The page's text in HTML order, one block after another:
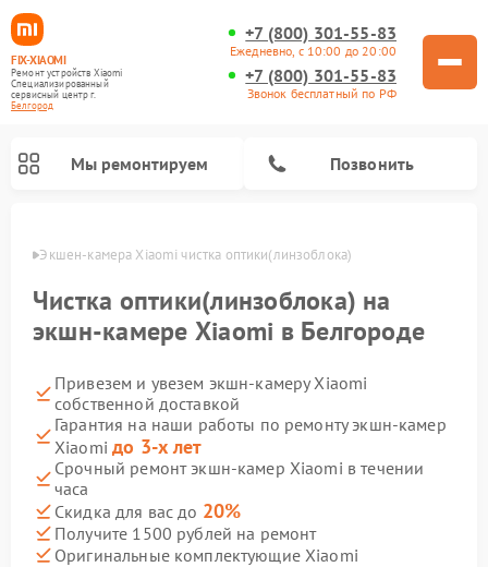
FIX-XIAOMI
Ремонт устройств Xiaomi
Специализированный
cервисный центр г.
Белгород
+7 (800) 301-55-83
Ежедневно, с 10:00 до 20:00
+7 (800) 301-55-83
Звонок бесплатный по РФ
Мы ремонтируем Позвонить
Экшен-камера Xiaomi чистка оптики(линзоблока)
Чистка оптики(линзоблока) на
экшн-камере Xiaomi в Белгороде
Привезем и увезем экшн-камеру Xiaomi
собственной доставкой
Гарантия на наши работы по ремонту экшн-камер
Xiaomiдо 3-х лет
Срочный ремонт экшн-камер Xiaomi в течении
часа
Скидка для вас до 20%
Получите 1500 рублей на ремонт
Оригинальные комплектующие Xiaomi